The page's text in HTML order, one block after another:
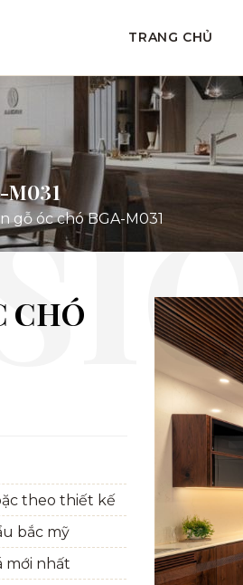
TRANG CHỦ
M031
gỗ óc chó BGA-M031
CHÓ
theo thiết kế
bắc mỹ
mới nhất